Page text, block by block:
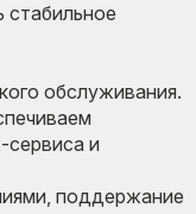
обслуживания.
и
поддержание